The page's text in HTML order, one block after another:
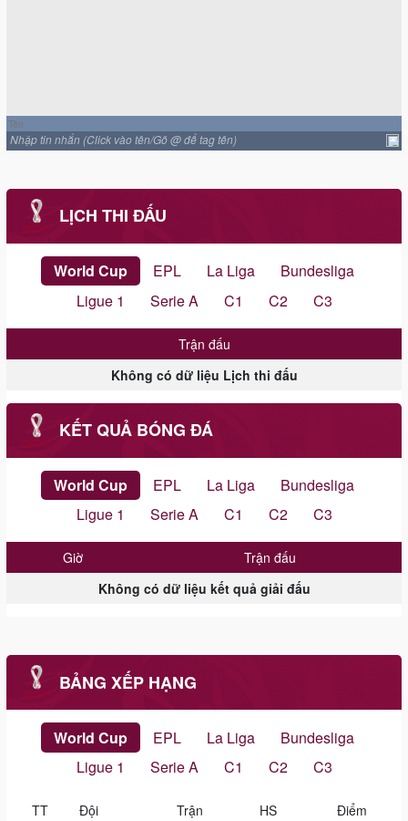
Nhập tin nhắn (Click vào tên/Gõ @ để tag tên)
LỊCH THI ĐẤU
World Cup EPL La Liga
Bundesliga
Ligue 1
Serie A C1 C2 C3
Trận đấu
Không có dữ liệu Lịch thi đấu
KẾT QUẢ BÓNG ĐÁ
World Cup EPL La Liga
Bundesliga
Ligue 1
Serie A C1 C2 C3
Giờ
Trận đấu
Không có dữ liệu kết quả giải đấu
BẢNG XẾP HẠNG
World Cup EPL La Liga
Bundesliga
Ligue 1
Serie A C1 C2 C3
TT Đội Trận HS Điểm